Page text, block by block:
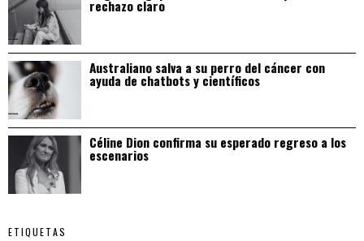
rechazo claro
Australiano salva a su perro del cáncer con
ayuda de chatbots y científicos
Céline Dion confirma su esperado regreso a los
escenarios
ETIQUETAS